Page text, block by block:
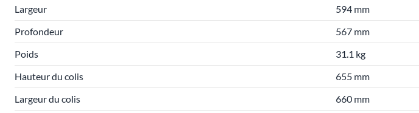
Largeur
594 mm
Profondeur
567 mm
Poids
31.1 kg
Hauteur du colis
655 mm
Largeur du colis
660 mm